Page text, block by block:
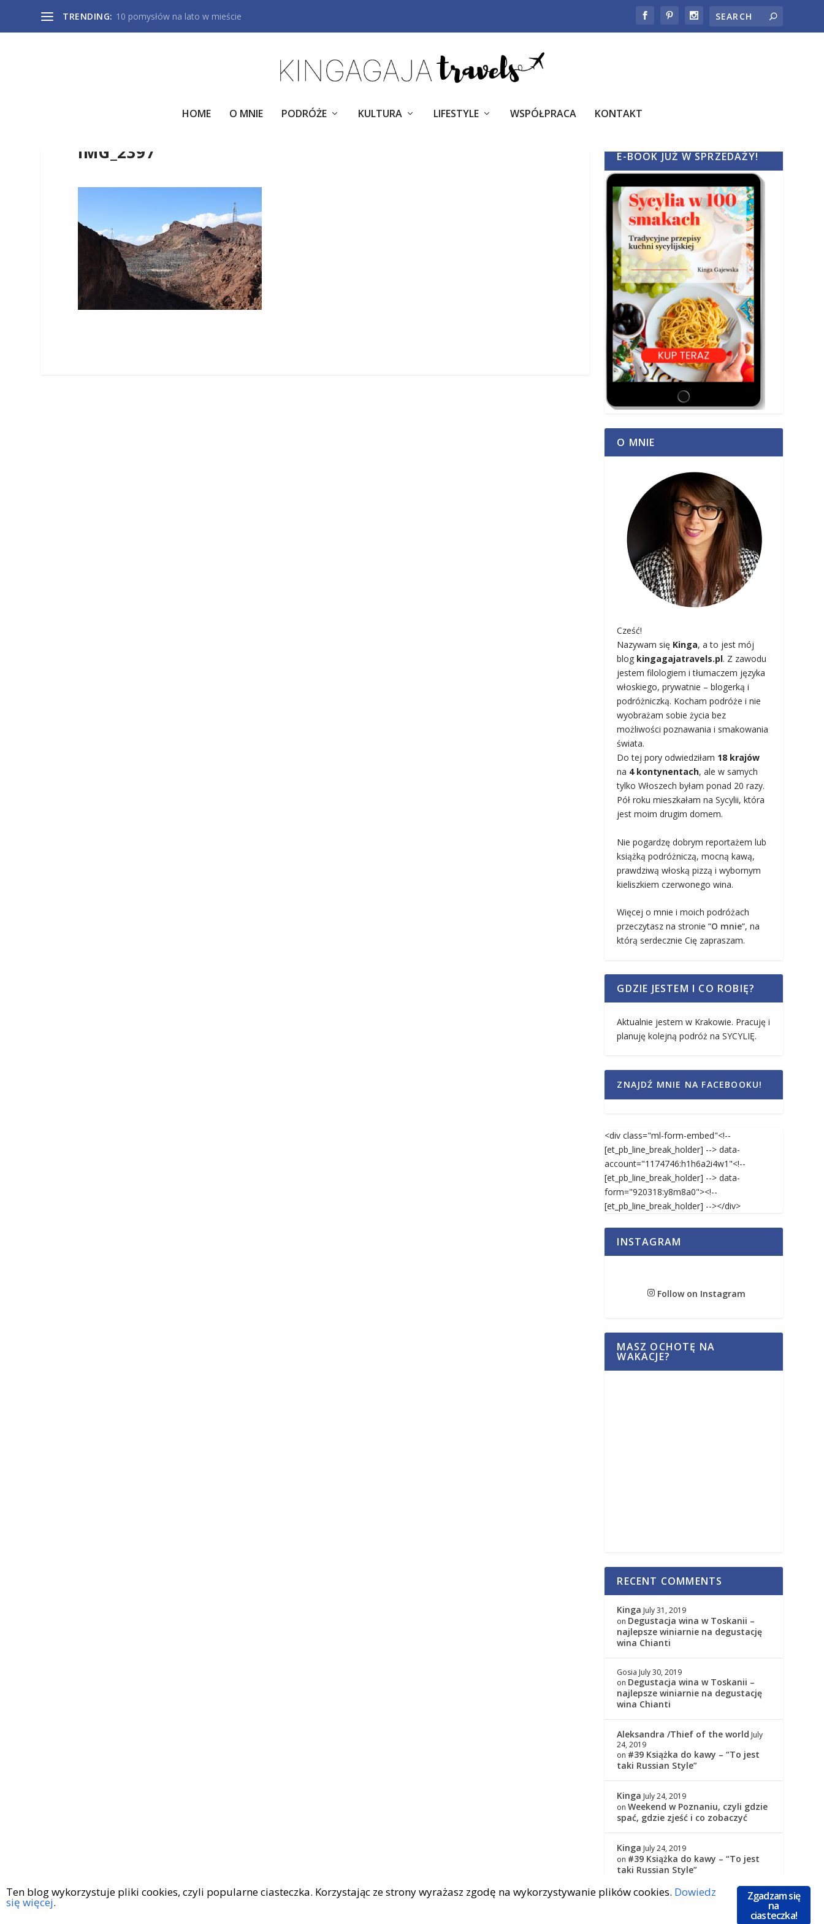
TRENDING: 10 pomysłów na lato w mieście
HOME O MNIE PODRÓŻE KULTURA LIFESTYLE WSPÓŁPRACA KONTAKT
IMG_2397 E-BOOK JUŻ W SPRZEDAŻY!
O MNIE
Cześć!
Nazywam się Kinga, a to jest mój
blog kingagajatravels.pl. Z zawodu
jestem filologiem i tłumaczem języka
włoskiego, prywatnie – blogerką i
podróżniczką. Kocham podróże i nie
wyobrażam sobie życia bez
możliwości poznawania i smakowania
świata.
Do tej pory odwiedziłam 18 krajów
na 4 kontynentach, ale w samych
tylko Włoszech byłam ponad 20 razy.
Pół roku mieszkałam na Sycylii, która
jest moim drugim domem.
Nie pogardzę dobrym reportażem lub
książką podróżniczą, mocną kawą,
prawdziwą włoską pizzą i wybornym
kieliszkiem czerwonego wina.
Więcej o mnie i moich podróżach
przeczytasz na stronie “O mnie“, na
którą serdecznie Cię zapraszam.
GDZIE JESTEM I CO ROBIĘ?
Aktualnie jestem w Krakowie. Pracuję i
planuję kolejną podróż na SYCYLIĘ.
ZNAJDŹ MNIE NA FACEBOOKU!
<div class="ml-form-embed"<!--
[et_pb_line_break_holder] --> data-
account="1174746:h1h6a2i4w1"<!--
[et_pb_line_break_holder] --> data-
form="920318:y8m8a0"><!--
[et_pb_line_break_holder] --></div>
INSTAGRAM
Follow on Instagram
MASZ OCHOTĘ NA
WAKACJE?
RECENT COMMENTS
Kinga July 31, 2019
on Degustacja wina w Toskanii –
najlepsze winiarnie na degustację
wina Chianti
Gosia July 30, 2019
on Degustacja wina w Toskanii –
najlepsze winiarnie na degustację
wina Chianti
Aleksandra /Thief of the world July
24, 2019
on #39 Książka do kawy – “To jest
taki Russian Style”
Kinga July 24, 2019
onWeekend w Poznaniu, czyli gdzie
spać, gdzie zjeść i co zobaczyć
Kinga July 24, 2019
on #39 Książka do kawy – “To jest
taki Russian Style”
Zgadzam się
na
ciasteczka!
Ten blog wykorzystuje pliki cookies, czyli popularne ciasteczka. Korzystając ze strony wyrażasz zgodę na wykorzystywanie plików cookies. Dowiedz
się więcej.